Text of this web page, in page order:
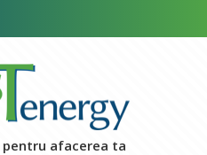
pentru afacerea ta